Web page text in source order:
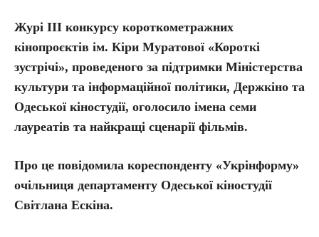
Журі III конкурсу короткометражних
кінопроєктів ім. Кіри Муратової «Короткі
зустрічі», проведеного за підтримки Міністерства
культури та інформаційної політики, Держкіно та
Одеської кіностудії, оголосило імена семи
лауреатів та найкращі сценарії фільмів.
Про це повідомила кореспонденту «Укрінформу»
очільниця департаменту Одеської кіностудії
Світлана Ескіна.